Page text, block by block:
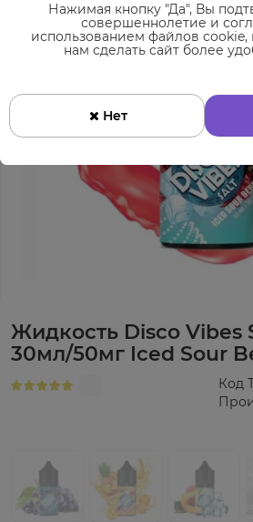
Жидкость Disco Vibes
30мл/50мг Iced Sour
Код
Нажимая кнопку "Да", Вы
совершеннолетие и
использованием файлов
нам сделать сайт более
Нет